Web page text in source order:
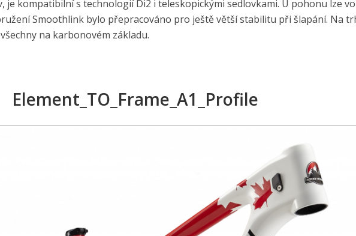
je kompatibilní s technologií Di2 i teleskopickými sedlovkami. U pohonu lze
Smoothlink bylo přepracováno pro ještě větší stabilitu při šlapání. Na
na karbonovém základu.
Element_TO_Frame_A1_Profile